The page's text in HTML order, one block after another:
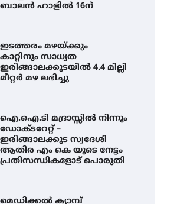
ബാലൻ ഹാളിൽ 16ന്
ഇടത്തരം മഴയ്ക്കും
കാറ്റിനും സാധ്യത
ഇരിങ്ങാലക്കുടയിൽ 4.4 മില്ലി
മീറ്റർ മഴ ലഭിച്ചു
ഐ.ഐ.ടി മദ്രാസ്സിൽ നിന്നും
ഡോക്ടറേറ്റ് –
ഇരിങ്ങാലക്കുട സ്വദേശി
ആതിര എം കെ യുടെ നേട്ടം
പ്രതിസന്ധികളോട് പൊരുതി
മെഡിക്കൽ ക്യാമ്പ്